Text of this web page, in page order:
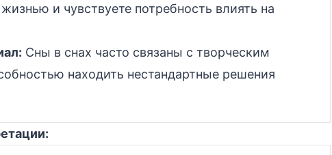
и чувствуете потребность влиять на
Сны в снах часто связаны с творческим
находить нестандартные решения